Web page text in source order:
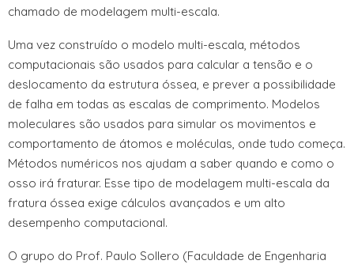
chamado de modelagem multi-escala.
Uma vez construído o modelo multi-escala, métodos
computacionais são usados para calcular a tensão e o
deslocamento da estrutura óssea, e prever a possibilidade
de falha em todas as escalas de comprimento. Modelos
moleculares são usados para simular os movimentos e
comportamento de átomos e moléculas, onde tudo começa.
Métodos numéricos nos ajudam a saber quando e como o
osso irá fraturar. Esse tipo de modelagem multi-escala da
fratura óssea exige cálculos avançados e um alto
desempenho computacional.
O grupo do Prof. Paulo Sollero (Faculdade de Engenharia